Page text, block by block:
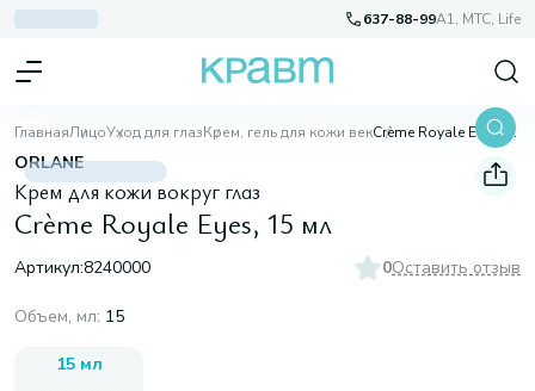
637-88-99A1, МТС, Life
ГлавнаяЛицоУход для глазКрем, гель для кожи век Crème Royale Eyes, 15 мл
ORLANE
Крем для кожи вокруг глаз
Crème Royale Eyes, 15 мл
Артикул:8240000 0Оставить отзыв
Объем, мл: 15
15 мл